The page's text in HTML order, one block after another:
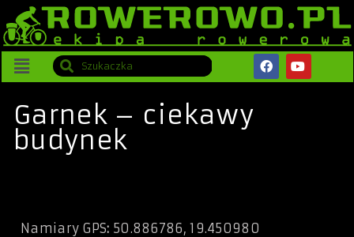
Garnek – ciekawy
budynek
Namiary GPS: 50.886786, 19.450980